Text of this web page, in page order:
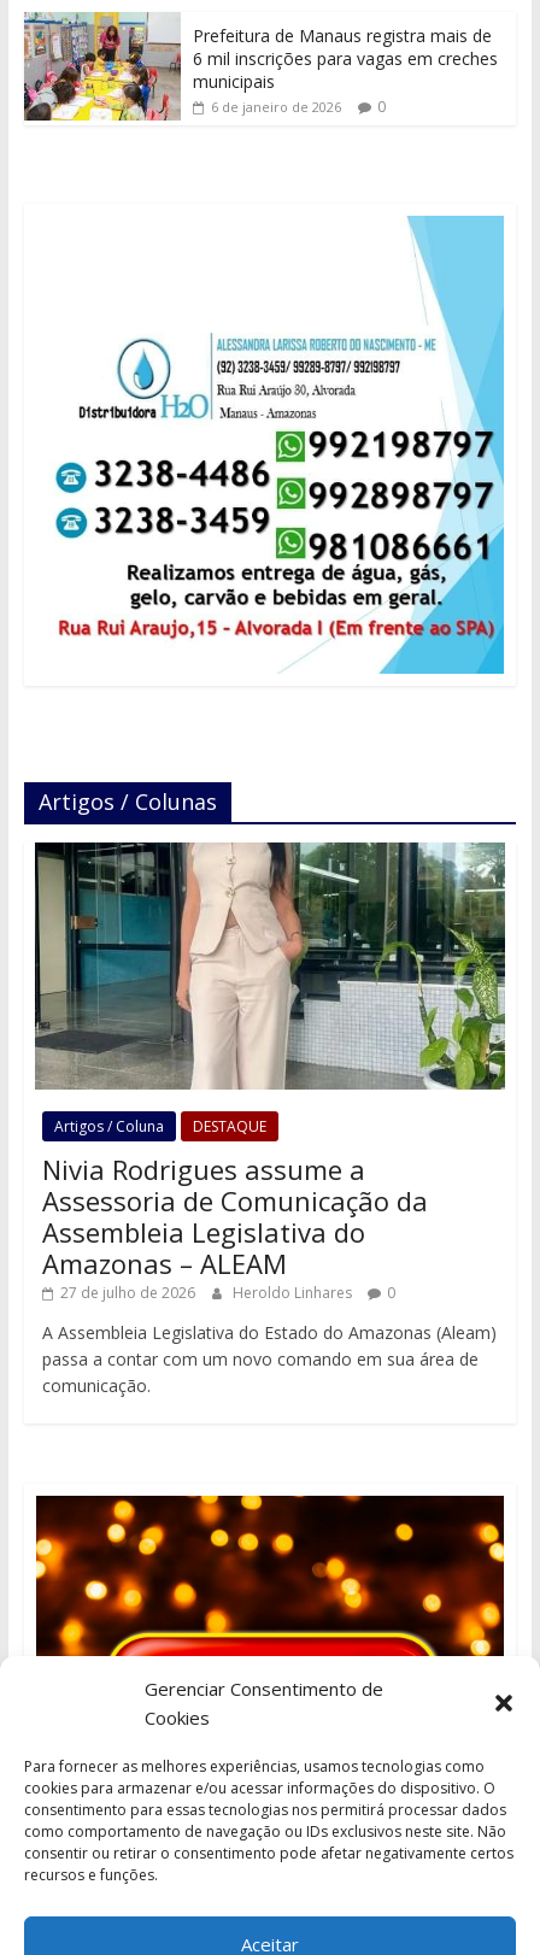
Gerenciar Consentimento de
Cookies
Para fornecer as melhores experiências, usamos tecnologias como
cookies para armazenar e/ou acessar informações do dispositivo. O
consentimento para essas tecnologias nos permitirá processar dados
como comportamento de navegação ou IDs exclusivos neste site. Não
consentir ou retirar o consentimento pode afetar negativamente certos
recursos e funções.
Aceitar
Prefeitura de Manaus registra mais de
6 mil inscrições para vagas em creches
municipais
6 de janeiro de 2026 0
Artigos / Colunas
Artigos / Coluna DESTAQUE
Nivia Rodrigues assume a
Assessoria de Comunicação da
Assembleia Legislativa do
Amazonas – ALEAM
27 de julho de 2026 Heroldo Linhares 0
A Assembleia Legislativa do Estado do Amazonas (Aleam)
passa a contar com um novo comando em sua área de
comunicação.